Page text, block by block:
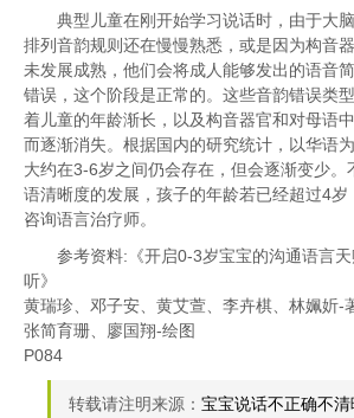
典型儿童在刚开始学习说话时，由于大
排列音韵规则还在慢慢熟悉，或是因为构音
未发展成熟，他们会将成人能够发出的语音
错误，这个阶段是正常的。这些音韵错误类
着儿童的年龄渐长，以及构音器官和对母语
而逐渐消失。根据国内的研究统计，以华语
大约在3-6岁之间仍会存在，但会逐渐变少。
语清晰度的发展，孩子的年龄若已经超过4
咨询语言治疗师。
参考资料:《开启0-3岁宝宝的沟通语言
听》
黄瑞珍、邓子安、黄艾萱、李卉棋、林姵妡-
张简育珊、廖国翔-绘图
P084
转载请注明来源： 宝宝说话不正确不